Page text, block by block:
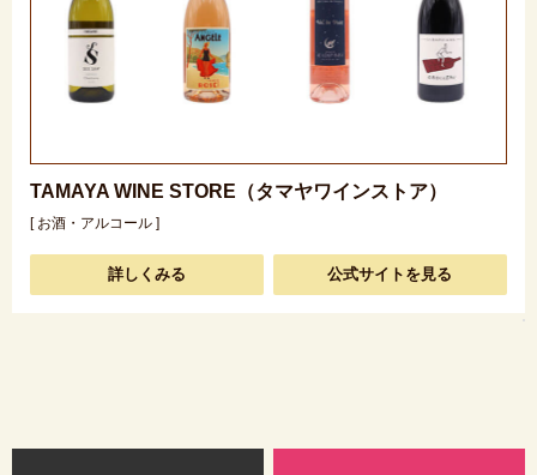
TAMAYA WINE STORE（タマヤワインストア）
[ お酒・アルコール ]
詳しくみる 公式サイトを見る